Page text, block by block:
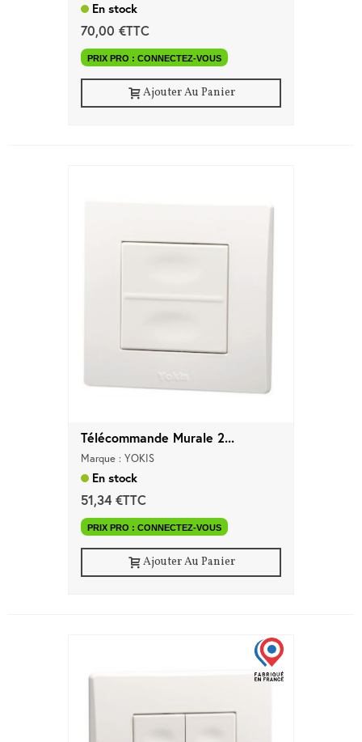
En stock
70,00 €TTC
PRIX PRO : CONNECTEZ-VOUS
Ajouter Au Panier
Télécommande Murale 2...
Marque : YOKIS
En stock
51,34 €TTC
PRIX PRO : CONNECTEZ-VOUS
Ajouter Au Panier